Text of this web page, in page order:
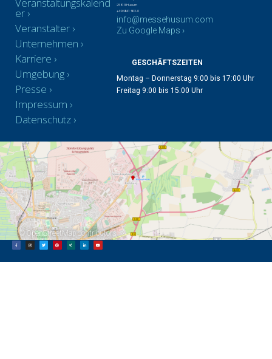
er
Veranstalter
Unternehmen
Karriere
Umgebung
Presse
Impressum
Datenschutz
25813 Husum
+49 4841 902-0
info@messehusum.com
Zu Google Maps ›
GESCHÄFTSZEITEN
Montag – Donnerstag 9:00 bis 17:00 Uhr
Freitag 9:00 bis 15:00 Uhr
© OpenStreetMapcontributors